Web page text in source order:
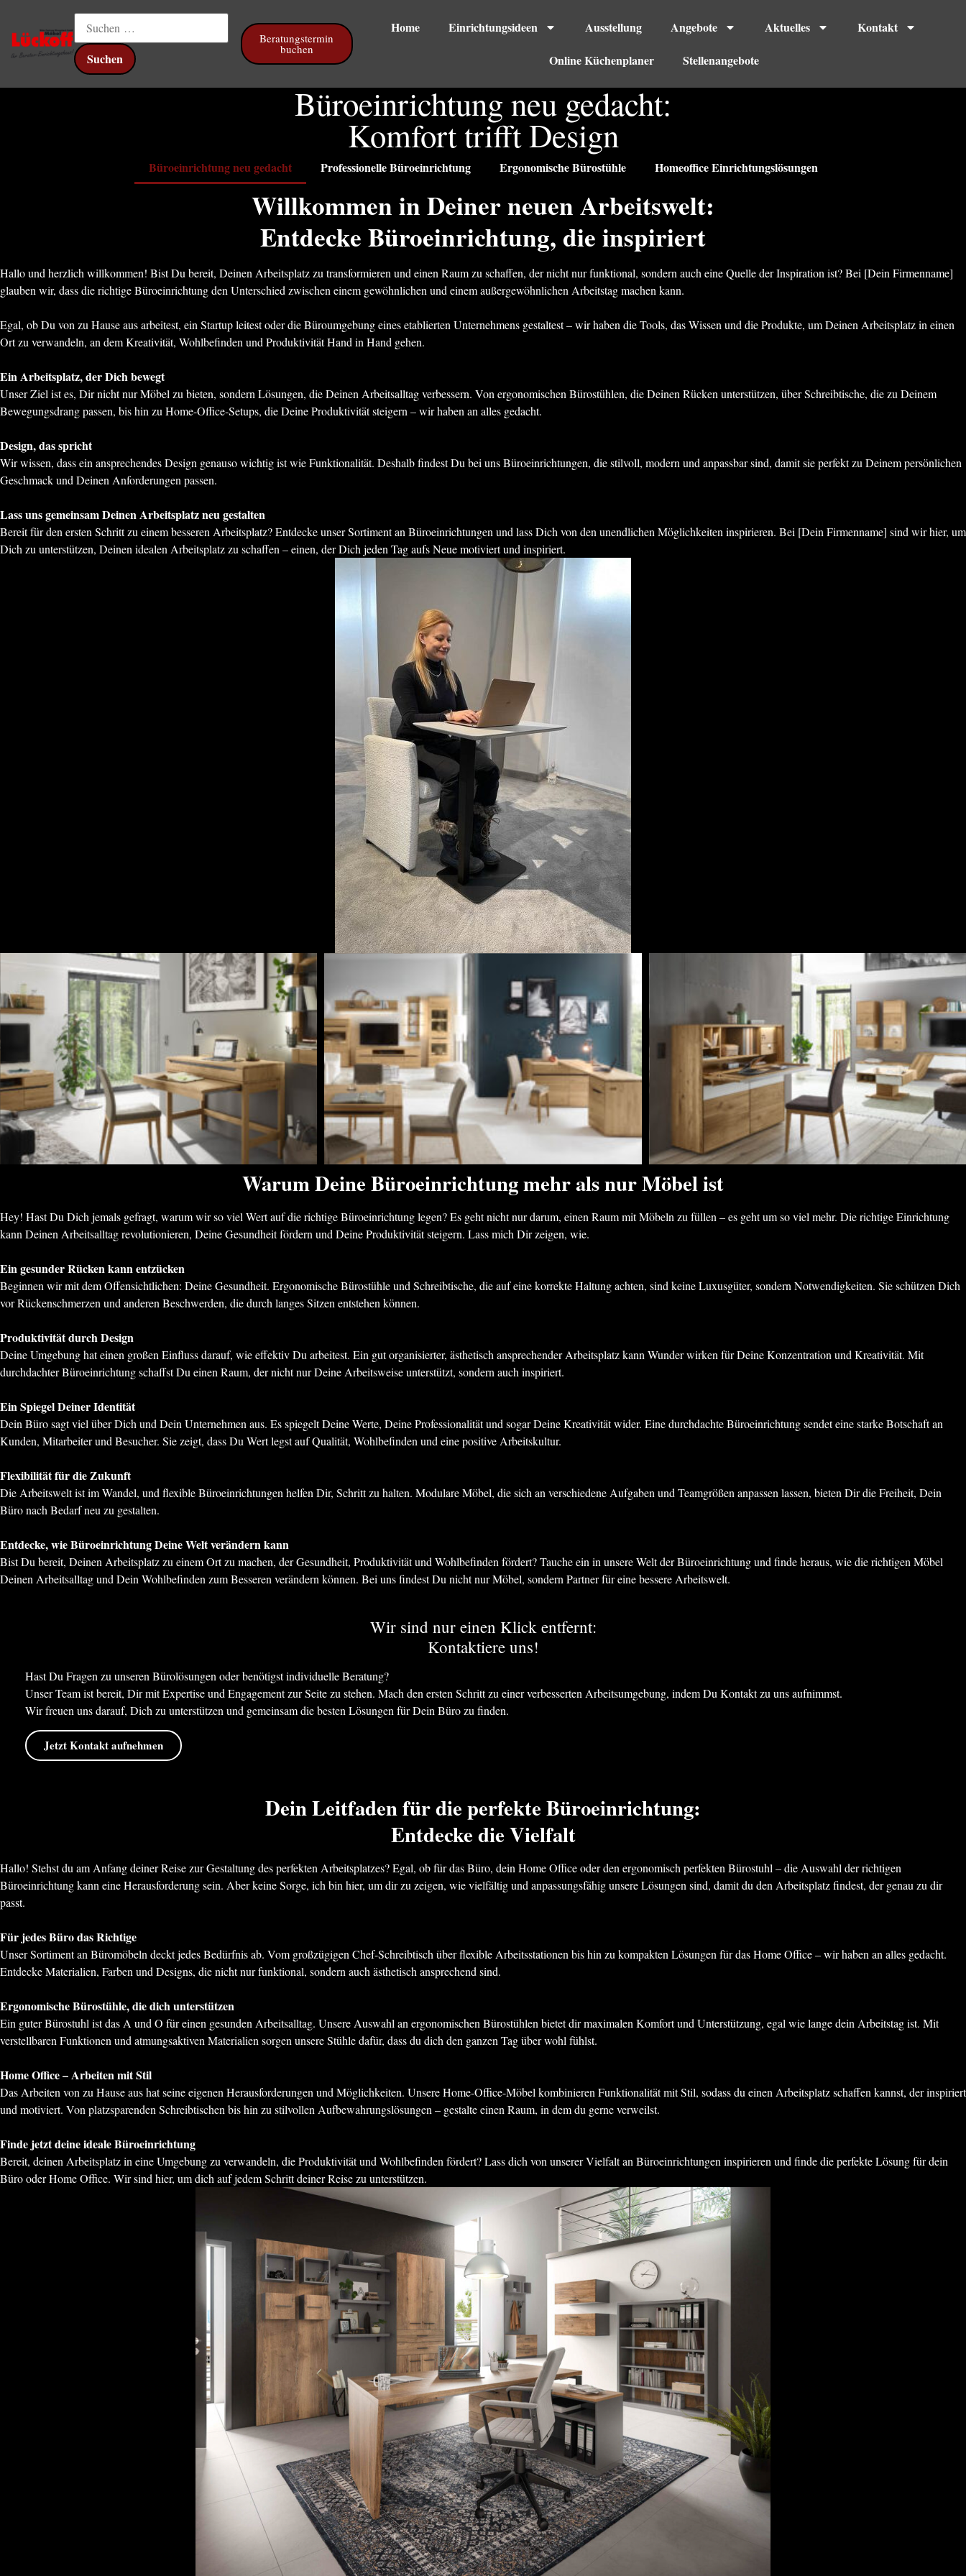
Home Einrichtungsideen Ausstellung Angebote Aktuelles
Kontakt
Online Küchenplaner
Stellenangebote
Beratungstermin
buchen
Büroeinrichtung neu gedacht:
Komfort trifft Design
Büroeinrichtung neu gedacht Professionelle Büroeinrichtung Ergonomische Bürostühle Homeoffice Einrichtungslösungen
Willkommen in Deiner neuen Arbeitswelt:
Entdecke Büroeinrichtung, die inspiriert
Hallo und herzlich willkommen! Bist Du bereit, Deinen Arbeitsplatz zu transformieren und einen Raum zu schaffen, der nicht nur funktional, sondern auch eine Quelle der Inspiration ist? Bei [Dein Firmenname]
glauben wir, dass die richtige Büroeinrichtung den Unterschied zwischen einem gewöhnlichen und einem außergewöhnlichen Arbeitstag machen kann.
Egal, ob Du von zu Hause aus arbeitest, ein Startup leitest oder die Büroumgebung eines etablierten Unternehmens gestaltest – wir haben die Tools, das Wissen und die Produkte, um Deinen Arbeitsplatz in einen
Ort zu verwandeln, an dem Kreativität, Wohlbefinden und Produktivität Hand in Hand gehen.
Ein Arbeitsplatz, der Dich bewegt
Unser Ziel ist es, Dir nicht nur Möbel zu bieten, sondern Lösungen, die Deinen Arbeitsalltag verbessern. Von ergonomischen Bürostühlen, die Deinen Rücken unterstützen, über Schreibtische, die zu Deinem
Bewegungsdrang passen, bis hin zu Home-Office-Setups, die Deine Produktivität steigern – wir haben an alles gedacht.
Design, das spricht
Wir wissen, dass ein ansprechendes Design genauso wichtig ist wie Funktionalität. Deshalb findest Du bei uns Büroeinrichtungen, die stilvoll, modern und anpassbar sind, damit sie perfekt zu Deinem persönlichen
Geschmack und Deinen Anforderungen passen.
Lass uns gemeinsam Deinen Arbeitsplatz neu gestalten
Bereit für den ersten Schritt zu einem besseren Arbeitsplatz? Entdecke unser Sortiment an Büroeinrichtungen und lass Dich von den unendlichen Möglichkeiten inspirieren. Bei [Dein Firmenname] sind wir hier, um
Dich zu unterstützen, Deinen idealen Arbeitsplatz zu schaffen – einen, der Dich jeden Tag aufs Neue motiviert und inspiriert.
Warum Deine Büroeinrichtung mehr als nur Möbel ist
Hey! Hast Du Dich jemals gefragt, warum wir so viel Wert auf die richtige Büroeinrichtung legen? Es geht nicht nur darum, einen Raum mit Möbeln zu füllen – es geht um so viel mehr. Die richtige Einrichtung
kann Deinen Arbeitsalltag revolutionieren, Deine Gesundheit fördern und Deine Produktivität steigern. Lass mich Dir zeigen, wie.
Ein gesunder Rücken kann entzücken
Beginnen wir mit dem Offensichtlichen: Deine Gesundheit. Ergonomische Bürostühle und Schreibtische, die auf eine korrekte Haltung achten, sind keine Luxusgüter, sondern Notwendigkeiten. Sie schützen Dich
vor Rückenschmerzen und anderen Beschwerden, die durch langes Sitzen entstehen können.
Produktivität durch Design
Deine Umgebung hat einen großen Einfluss darauf, wie effektiv Du arbeitest. Ein gut organisierter, ästhetisch ansprechender Arbeitsplatz kann Wunder wirken für Deine Konzentration und Kreativität. Mit
durchdachter Büroeinrichtung schaffst Du einen Raum, der nicht nur Deine Arbeitsweise unterstützt, sondern auch inspiriert.
Ein Spiegel Deiner Identität
Dein Büro sagt viel über Dich und Dein Unternehmen aus. Es spiegelt Deine Werte, Deine Professionalität und sogar Deine Kreativität wider. Eine durchdachte Büroeinrichtung sendet eine starke Botschaft an
Kunden, Mitarbeiter und Besucher. Sie zeigt, dass Du Wert legst auf Qualität, Wohlbefinden und eine positive Arbeitskultur.
Flexibilität für die Zukunft
Die Arbeitswelt ist im Wandel, und flexible Büroeinrichtungen helfen Dir, Schritt zu halten. Modulare Möbel, die sich an verschiedene Aufgaben und Teamgrößen anpassen lassen, bieten Dir die Freiheit, Dein
Büro nach Bedarf neu zu gestalten.
Entdecke, wie Büroeinrichtung Deine Welt verändern kann
Bist Du bereit, Deinen Arbeitsplatz zu einem Ort zu machen, der Gesundheit, Produktivität und Wohlbefinden fördert? Tauche ein in unsere Welt der Büroeinrichtung und finde heraus, wie die richtigen Möbel
Deinen Arbeitsalltag und Dein Wohlbefinden zum Besseren verändern können. Bei uns findest Du nicht nur Möbel, sondern Partner für eine bessere Arbeitswelt.
Wir sind nur einen Klick entfernt:
Kontaktiere uns!
Hast Du Fragen zu unseren Bürolösungen oder benötigst individuelle Beratung?
Unser Team ist bereit, Dir mit Expertise und Engagement zur Seite zu stehen. Mach den ersten Schritt zu einer verbesserten Arbeitsumgebung, indem Du Kontakt zu uns aufnimmst.
Wir freuen uns darauf, Dich zu unterstützen und gemeinsam die besten Lösungen für Dein Büro zu finden.
Jetzt Kontakt aufnehmen
Dein Leitfaden für die perfekte Büroeinrichtung:
Entdecke die Vielfalt
Hallo! Stehst du am Anfang deiner Reise zur Gestaltung des perfekten Arbeitsplatzes? Egal, ob für das Büro, dein Home Office oder den ergonomisch perfekten Bürostuhl – die Auswahl der richtigen
Büroeinrichtung kann eine Herausforderung sein. Aber keine Sorge, ich bin hier, um dir zu zeigen, wie vielfältig und anpassungsfähig unsere Lösungen sind, damit du den Arbeitsplatz findest, der genau zu dir
passt.
Für jedes Büro das Richtige
Unser Sortiment an Büromöbeln deckt jedes Bedürfnis ab. Vom großzügigen Chef-Schreibtisch über flexible Arbeitsstationen bis hin zu kompakten Lösungen für das Home Office – wir haben an alles gedacht.
Entdecke Materialien, Farben und Designs, die nicht nur funktional, sondern auch ästhetisch ansprechend sind.
Ergonomische Bürostühle, die dich unterstützen
Ein guter Bürostuhl ist das A und O für einen gesunden Arbeitsalltag. Unsere Auswahl an ergonomischen Bürostühlen bietet dir maximalen Komfort und Unterstützung, egal wie lange dein Arbeitstag ist. Mit
verstellbaren Funktionen und atmungsaktiven Materialien sorgen unsere Stühle dafür, dass du dich den ganzen Tag über wohl fühlst.
Home Office – Arbeiten mit Stil
Das Arbeiten von zu Hause aus hat seine eigenen Herausforderungen und Möglichkeiten. Unsere Home-Office-Möbel kombinieren Funktionalität mit Stil, sodass du einen Arbeitsplatz schaffen kannst, der inspiriert
und motiviert. Von platzsparenden Schreibtischen bis hin zu stilvollen Aufbewahrungslösungen – gestalte einen Raum, in dem du gerne verweilst.
Finde jetzt deine ideale Büroeinrichtung
Bereit, deinen Arbeitsplatz in eine Umgebung zu verwandeln, die Produktivität und Wohlbefinden fördert? Lass dich von unserer Vielfalt an Büroeinrichtungen inspirieren und finde die perfekte Lösung für dein
Büro oder Home Office. Wir sind hier, um dich auf jedem Schritt deiner Reise zu unterstützen.